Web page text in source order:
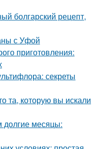
болгарский рецепт,
с Уфой
приготовления:
секреты
та, которую вы искали
долгие месяцы: